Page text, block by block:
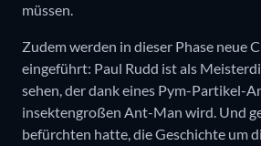
müssen.
Zudem werden in dieser Phase neue
eingeführt: Paul Rudd ist als
sehen, der dank eines Pym-Partikel-
insektengroßen Ant-Man wird. Und
befürchten hatte, die Geschichte um